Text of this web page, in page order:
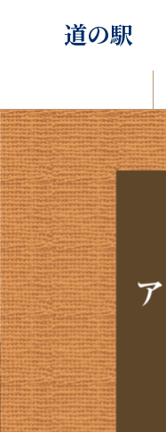
道の駅